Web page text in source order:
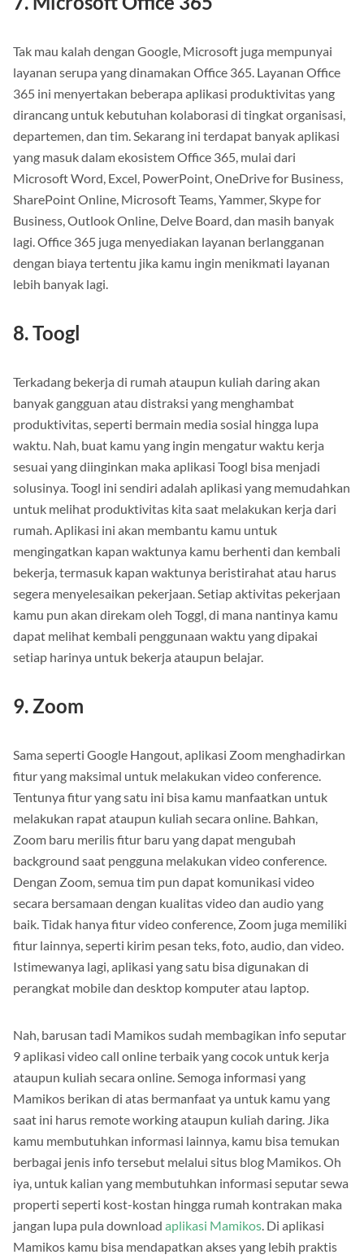
Tak mau kalah dengan Google, Microsoft juga mempunyai
layanan serupa yang dinamakan Office 365. Layanan Office
365 ini menyertakan beberapa aplikasi produktivitas yang
dirancang untuk kebutuhan kolaborasi di tingkat organisasi,
departemen, dan tim. Sekarang ini terdapat banyak aplikasi
yang masuk dalam ekosistem Office 365, mulai dari
Microsoft Word, Excel, PowerPoint, OneDrive for Business,
SharePoint Online, Microsoft Teams, Yammer, Skype for
Business, Outlook Online, Delve Board, dan masih banyak
lagi. Office 365 juga menyediakan layanan berlangganan
dengan biaya tertentu jika kamu ingin menikmati layanan
lebih banyak lagi.
8. Toogl
Terkadang bekerja di rumah ataupun kuliah daring akan
banyak gangguan atau distraksi yang menghambat
produktivitas, seperti bermain media sosial hingga lupa
waktu. Nah, buat kamu yang ingin mengatur waktu kerja
sesuai yang diinginkan maka aplikasi Toogl bisa menjadi
solusinya. Toogl ini sendiri adalah aplikasi yang memudahkan
untuk melihat produktivitas kita saat melakukan kerja dari
rumah. Aplikasi ini akan membantu kamu untuk
mengingatkan kapan waktunya kamu berhenti dan kembali
bekerja, termasuk kapan waktunya beristirahat atau harus
segera menyelesaikan pekerjaan. Setiap aktivitas pekerjaan
kamu pun akan direkam oleh Toggl, di mana nantinya kamu
dapat melihat kembali penggunaan waktu yang dipakai
setiap harinya untuk bekerja ataupun belajar.
9. Zoom
Sama seperti Google Hangout, aplikasi Zoom menghadirkan
fitur yang maksimal untuk melakukan video conference.
Tentunya fitur yang satu ini bisa kamu manfaatkan untuk
melakukan rapat ataupun kuliah secara online. Bahkan,
Zoom baru merilis fitur baru yang dapat mengubah
background saat pengguna melakukan video conference.
Dengan Zoom, semua tim pun dapat komunikasi video
secara bersamaan dengan kualitas video dan audio yang
baik. Tidak hanya fitur video conference, Zoom juga memiliki
fitur lainnya, seperti kirim pesan teks, foto, audio, dan video.
Istimewanya lagi, aplikasi yang satu bisa digunakan di
perangkat mobile dan desktop komputer atau laptop.
Nah, barusan tadi Mamikos sudah membagikan info seputar
9 aplikasi video call online terbaik yang cocok untuk kerja
ataupun kuliah secara online. Semoga informasi yang
Mamikos berikan di atas bermanfaat ya untuk kamu yang
saat ini harus remote working ataupun kuliah daring. Jika
kamu membutuhkan informasi lainnya, kamu bisa temukan
berbagai jenis info tersebut melalui situs blog Mamikos. Oh
iya, untuk kalian yang membutuhkan informasi seputar sewa
properti seperti kost-kostan hingga rumah kontrakan maka
jangan lupa pula download aplikasi Mamikos. Di aplikasi
Mamikos kamu bisa mendapatkan akses yang lebih praktis